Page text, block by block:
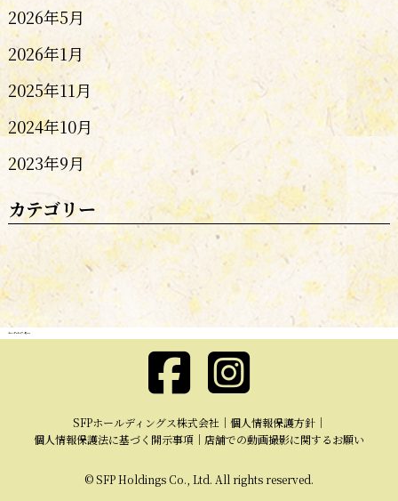
2026年5月
2026年1月
2025年11月
2024年10月
2023年9月
カテゴリー
ホーム» アーカイブ: 1月 2026
SFPホールディングス株式会社
個人情報保護方針
個人情報保護法に基づく開示事項
店舗での動画撮影に関するお願い
© SFP Holdings Co., Ltd. All rights reserved.